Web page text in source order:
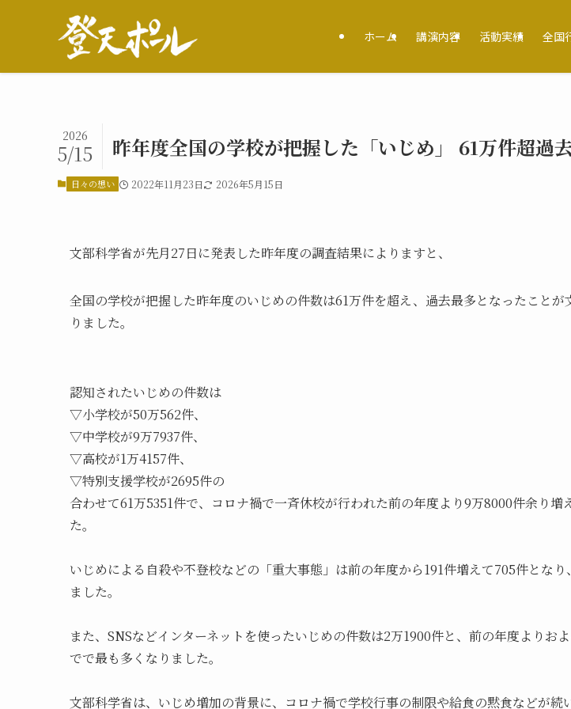
ホーム 講演内容 活動実績 全国
昨年度全国の学校が把握した「いじめ」 61万件超過
2026
5/15
日々の想い 2022年11月23日 2026年5月15日
文部科学省が先月27日に発表した昨年度の調査結果によりますと、
全国の学校が把握した昨年度のいじめの件数は61万件を超え、過去最多となったことが
りました。
認知されたいじめの件数は
▽小学校が50万562件、
▽中学校が9万7937件、
▽高校が1万4157件、
▽特別支援学校が2695件の
合わせて61万5351件で、コロナ禍で一斉休校が行われた前の年度より9万8000件余り増
た。
いじめによる自殺や不登校などの「重大事態」は前の年度から191件増えて705件となり
ました。
また、SNSなどインターネットを使ったいじめの件数は2万1900件と、前の年度よりお
でで最も多くなりました。
文部科学省は、いじめ増加の背景に、コロナ禍で学校行事の制限や給食の黙食などが続